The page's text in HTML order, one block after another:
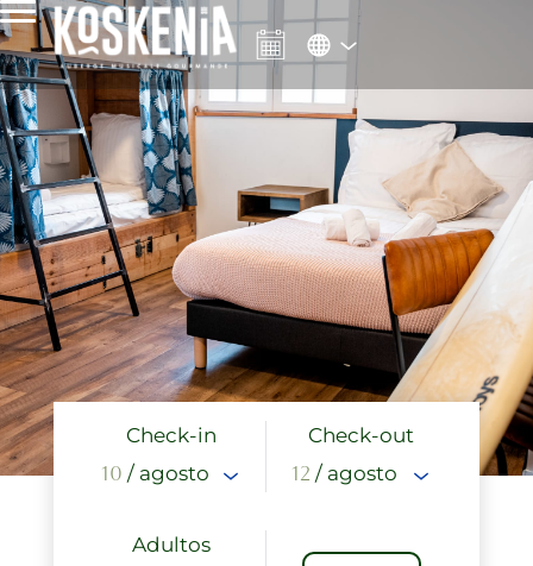
Check-in
10 / agosto
Check-out
12 / agosto
Adultos